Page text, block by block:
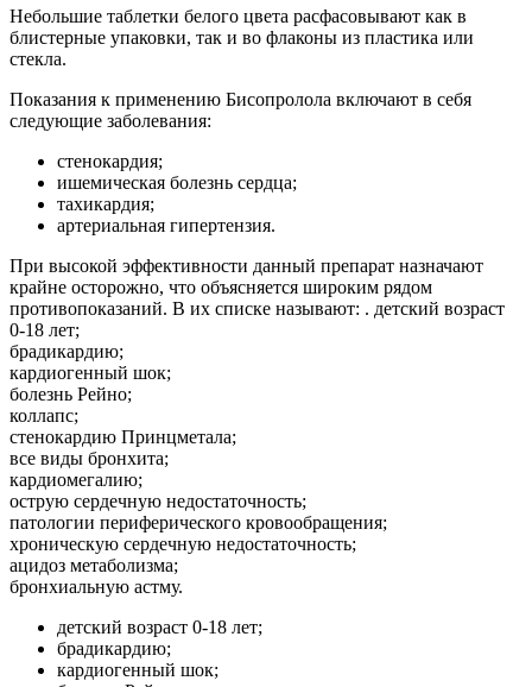
Небольшие таблетки белого цвета расфасовывают как в
блистерные упаковки, так и во флаконы из пластика или
стекла.
Показания к применению Бисопролола включают в себя
следующие заболевания:
стенокардия;
ишемическая болезнь сердца;
тахикардия;
артериальная гипертензия.
При высокой эффективности данный препарат назначают
крайне осторожно, что объясняется широким рядом
противопоказаний. В их списке называют: . детский возраст
0-18 лет;
брадикардию;
кардиогенный шок;
болезнь Рейно;
коллапс;
стенокардию Принцметала;
все виды бронхита;
кардиомегалию;
острую сердечную недостаточность;
патологии периферического кровообращения;
хроническую сердечную недостаточность;
ацидоз метаболизма;
бронхиальную астму.
детский возраст 0-18 лет;
брадикардию;
кардиогенный шок;